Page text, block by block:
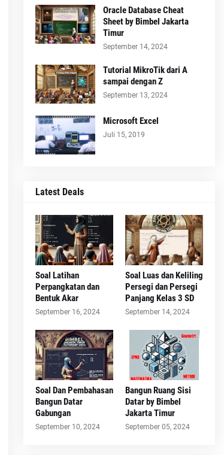
Oracle Database Cheat
Sheet by Bimbel Jakarta
Timur
September 14, 2024
Tutorial MikroTik dari A
sampai dengan Z
September 13, 2024
Microsoft Excel
Juli 15, 2019
Latest Deals
Soal Latihan
Perpangkatan dan
Bentuk Akar
September 16, 2024
Soal Luas dan Keliling
Persegi dan Persegi
Panjang Kelas 3 SD
September 14, 2024
Soal Dan Pembahasan
Bangun Datar
Gabungan
September 10, 2024
Bangun Ruang Sisi
Datar by Bimbel
Jakarta Timur
September 05, 2024